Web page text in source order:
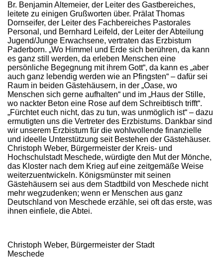
Br. Benjamin Altemeier, der Leiter des Gastbereiches,
leitete zu einigen Grußworten über. Prälat Thomas
Dornseifer, der Leiter des Fachbereiches Pastorales
Personal, und Bernhard Leifeld, der Leiter der Abteilung
Jugend/Junge Erwachsene, vertraten das Erzbistum
Paderborn. „Wo Himmel und Erde sich berühren, da kann
es ganz still werden, da erleben Menschen eine
persönliche Begegnung mit ihrem Gott“, da kann es „aber
auch ganz lebendig werden wie an Pfingsten“ – dafür sei
Raum in beiden Gästehäusern, in der „Oase, wo
Menschen sich gerne aufhalten“ und im „Haus der Stille,
wo nackter Beton eine Rose auf dem Schreibtisch trifft“.
„Fürchtet euch nicht, das zu tun, was unmöglich ist“ – dazu
ermutigten uns die Vertreter des Erzbistums. Dankbar sind
wir unserem Erzbistum für die wohlwollende finanzielle
und ideelle Unterstützung seit Bestehen der Gästehäuser.
Christoph Weber, Bürgermeister der Kreis- und
Hochschulstadt Meschede, würdigte den Mut der Mönche,
das Kloster nach dem Krieg auf eine zeitgemäße Weise
weiterzuentwickeln. Königsmünster mit seinen
Gästehäusern sei aus dem Stadtbild von Meschede nicht
mehr wegzudenken; wenn er Menschen aus ganz
Deutschland von Meschede erzähle, sei oft das erste, was
ihnen einfiele, die Abtei.
Christoph Weber, Bürgermeister der Stadt
Meschede